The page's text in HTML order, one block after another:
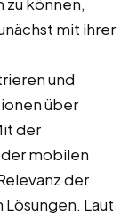
mit ihrer
und
über
der
mobilen
der
Laut